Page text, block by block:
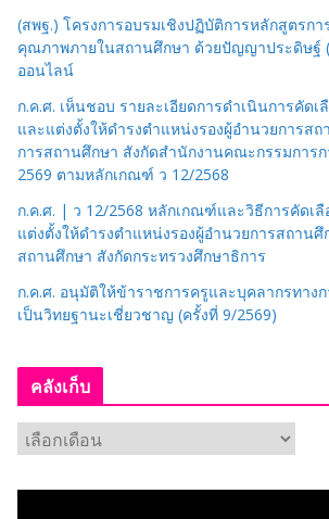
(สพฐ.) โครงการอบรมเชิงปฏิบัติการหลักสูตรก
คุณภาพภายในสถานศึกษา ด้วยปัญญาประดิษฐ์
ออนไลน์
ก.ค.ศ. เห็นชอบ รายละเอียดการดำเนินการคัดเ
และแต่งตั้งให้ดำรงตำแหน่งรองผู้อำนวยการส
การสถานศึกษา สังกัดสำนักงานคณะกรรมการ
2569 ตามหลักเกณฑ์ ว 12/2568
ก.ค.ศ. | ว 12/2568 หลักเกณฑ์และวิธีการคัดเ
แต่งตั้งให้ดำรงตำแหน่งรองผู้อำนวยการสถาน
สถานศึกษา สังกัดกระทรวงศึกษาธิการ
ก.ค.ศ. อนุมัติให้ข้าราชการครูและบุคลากรทาง
เป็นวิทยฐานะเชี่ยวชาญ (ครั้งที่ 9/2569)
คลังเก็บ
ลั
ง